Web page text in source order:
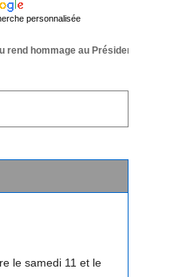
personnalisée
hommage au Président de sa 36